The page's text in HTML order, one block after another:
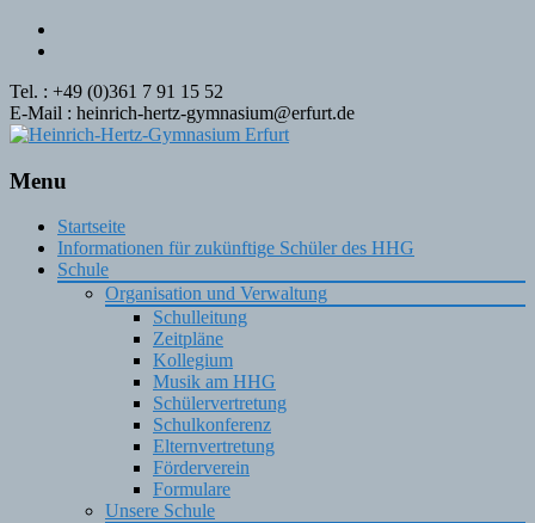
Tel. : +49 (0)361 7 91 15 52
E-Mail : heinrich-hertz-gymnasium@erfurt.de
Menu
Skip
content
Startseite
Informationen für zukünftige Schüler des HHG
Schule
Organisation und Verwaltung
Schulleitung
Zeitpläne
Kollegium
Musik am HHG
Schülervertretung
Schulkonferenz
Elternvertretung
Förderverein
Formulare
Unsere Schule